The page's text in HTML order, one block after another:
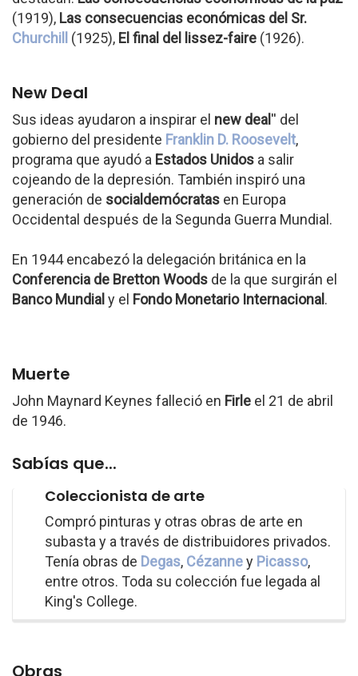
(1919), Las consecuencias económicas del Sr.
Churchill
(1925), El final del lissez-faire (1926).
New Deal
Sus ideas ayudaron a inspirar el new deal '' del
gobierno del presidente Franklin D. Roosevelt,
programa que ayudó a Estados Unidos a salir
cojeando de la depresión. También inspiró una
generación de socialdemócratas en Europa
Occidental después de la Segunda Guerra Mundial.
En 1944 encabezó la delegación británica en la
Conferencia de Bretton Woods de la que surgirán el
Banco Mundial y el Fondo Monetario Internacional .
Muerte
John Maynard Keynes falleció en Firle el 21 de abril
de 1946.
Sabías que...
Coleccionista de arte
Compró pinturas y otras obras de arte en
subasta y a través de distribuidores privados.
Tenía obras de Degas, Cézanney Picasso,
entre otros. Toda su colección fue legada al
King's College.
Obras